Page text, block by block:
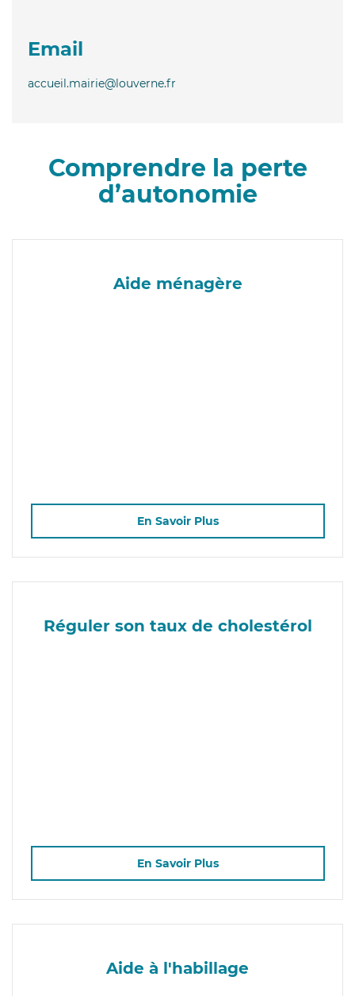
Email
accueil.mairie@louverne.fr
Comprendre la perte
d’autonomie
Aide ménagère
En Savoir Plus
Réguler son taux de cholestérol
En Savoir Plus
Aide à l'habillage